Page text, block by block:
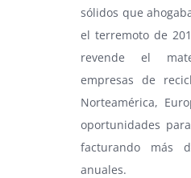
sólidos que
el terremoto de
revende el
empresas de
Norteamérica,
oportunidades
facturando más
anuales.